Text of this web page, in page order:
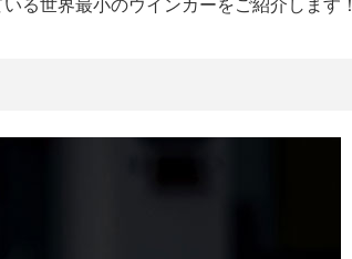
る世界最小のウインカーをご紹介します！